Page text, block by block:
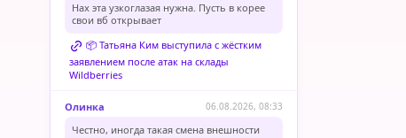
Нах эта узкоглазая нужна. Пусть в корее
свои вб открывает
📦 Татьяна Ким выступила с жёстким
заявлением после атак на склады
Wildberries
Олинка 06.08.2026, 08:33
Честно, иногда такая смена внешности